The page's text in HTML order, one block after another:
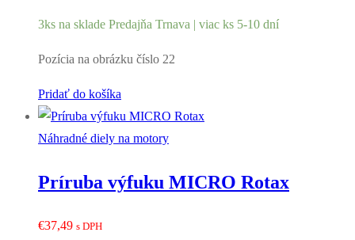
3ks na sklade Predajňa Trnava | viac ks 5-10 dní
Pozícia na obrázku číslo 22
Pridať do košíka
Náhradné diely na motory
Príruba výfuku MICRO Rotax
€37,49 s DPH